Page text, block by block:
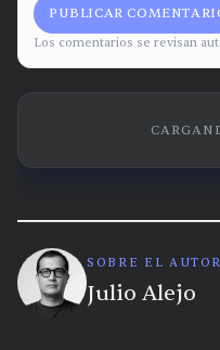
PUBLICAR
Los comentarios se revisan
SOBRE EL AUTOR
Julio Alejo